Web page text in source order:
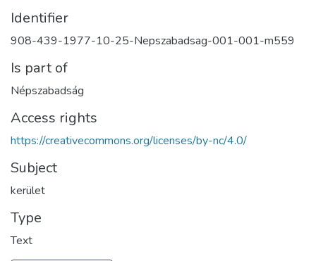
Identifier
908-439-1977-10-25-Nepszabadsag-001-001-m559
Is part of
Népszabadság
Access rights
https://creativecommons.org/licenses/by-nc/4.0/
Subject
kerület
Type
Text